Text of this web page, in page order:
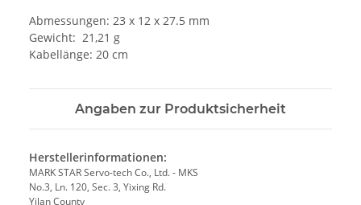
Abmessungen: 23 x 12 x 27.5 mm
Gewicht: 21,21 g
Kabellänge: 20 cm
Angaben zur Produktsicherheit
Herstellerinformationen:
MARK STAR Servo-tech Co., Ltd. - MKS
No.3, Ln. 120, Sec. 3, Yixing Rd.
Yilan County